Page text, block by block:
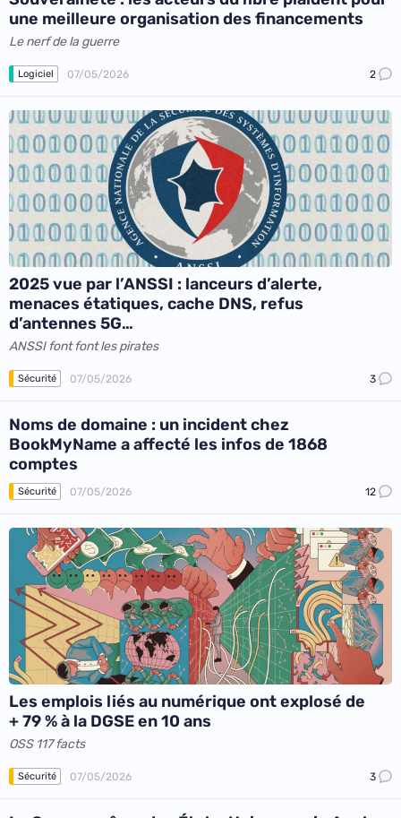
une meilleure organisation des financements
Le nerf de la guerre
Logiciel 07/05/2026 2
2025 vue par l’ANSSI : lanceurs d’alerte,
menaces étatiques, cache DNS, refus
d’antennes 5G…
ANSSI font font les pirates
Sécurité 07/05/2026 3
Noms de domaine : un incident chez
BookMyName a affecté les infos de 1868
comptes
Sécurité 07/05/2026 12
Les emplois liés au numérique ont explosé de
+ 79 % à la DGSE en 10 ans
OSS 117 facts
Sécurité 07/05/2026 3